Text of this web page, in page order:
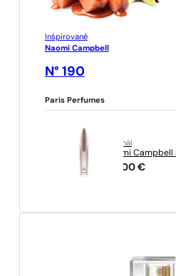
Inšpirované
Naomi Campbell
N° 190
Paris Perfumes
originál
Naomi Campbell
89,00 €